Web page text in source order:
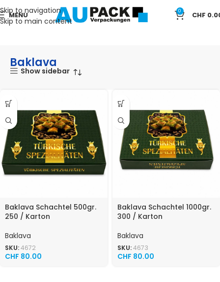
Skip to navigation
Skip to main content
MENU 0 CHF
Start TAKE AWAY Baklava
Baklava
Show sidebar
Baklava Schachtel 500gr.
250 / Karton
Baklava
SKU:4672
CHF 80.00
Baklava Schachtel 1000gr.
300 / Karton
Baklava
SKU:4673
CHF 80.00